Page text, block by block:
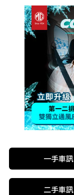
一手車訊
二手車訊